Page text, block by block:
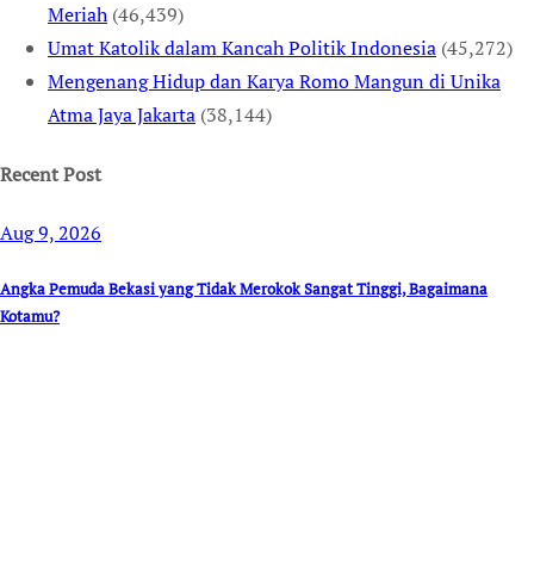
Meriah (46,439)
Umat Katolik dalam Kancah Politik Indonesia (45,272)
Mengenang Hidup dan Karya Romo Mangun di Unika
Atma Jaya Jakarta (38,144)
Recent Post
Aug 9, 2026
Angka Pemuda Bekasi yang Tidak Merokok Sangat Tinggi, Bagaimana
Kotamu?